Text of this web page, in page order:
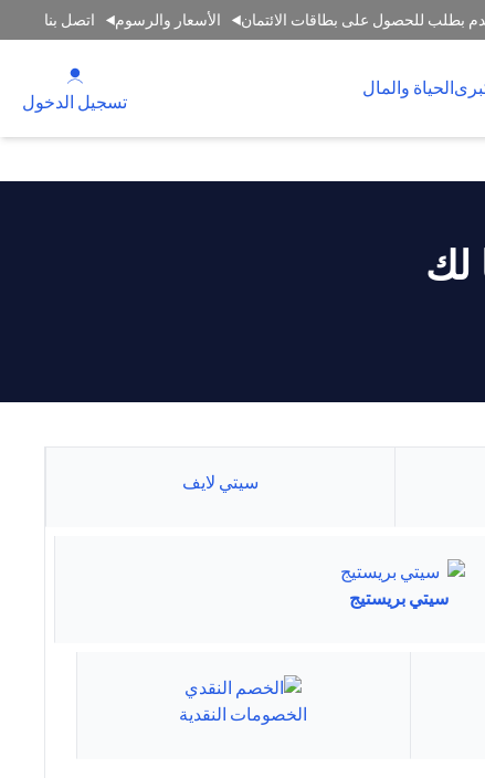
بطلب للحصول على بطاقات الائتمان الأسعار والرسوم اتصل بنا
الحياة والمال
تسجيل الدخول
لك
سيتي لايف
سيتي بريستيج
الخصومات النقدية